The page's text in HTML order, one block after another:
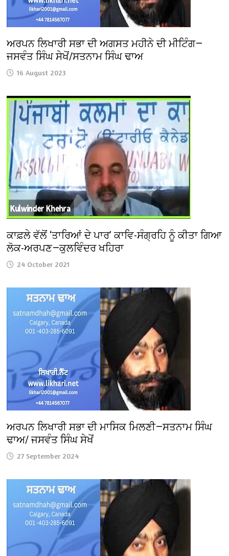
ਅਰਪਨ ਲਿਖਾਰੀ ਸਭਾ ਦੀ ਅਗਸਤ ਮਹੀਨੇ ਦੀ ਮੀਟਿੰਗ—
ਜਸਵੰਤ ਸਿੰਘ ਸੇਖੋਂ/ਸਤਨਾਮ ਸਿੰਘ ਢਾਅ
16 August 2023
ਕਾਫ਼ਲੇ ਵੱਲੋਂ ‘ਤਾਰਿਆਂ ਦੇ ਪਾਰ’ ਕਾਵਿ-ਸੰਗ੍ਰਹਿ ਨੂੰ ਕੀਤਾ ਗਿਆ
ਲੋਕ-ਅਰਪਣ—ਕੁਲਵਿੰਦਰ ਖਹਿਰਾ
24 October 2021
ਅਰਪਨ ਲਿਖਾਰੀ ਸਭਾ ਦੀ ਮਾਸਿਕ ਮਿਲਣੀ—ਸਤਨਾਮ ਸਿੰਘ
ਢਾਅ/ ਜਸਵੰਤ ਸਿੰਘ ਸੇਖੋਂ
27 September 2024